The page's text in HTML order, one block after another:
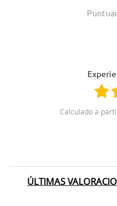
Calculado a
ÚLTIMAS